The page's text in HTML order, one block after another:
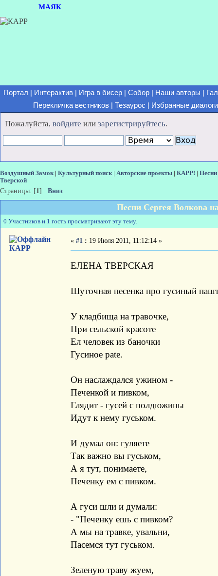
МАЯК
Портал Интерактив| Игра в бисер| Собор| Наши авторы
Перекличка вестников
Тезаурос Избранные диалоги
Пожалуйста, войдите или зарегистрируйтесь.
Воздушный Замок| Культурный поиск| Авторские проекты КАРР! Песни
Тверской
Страницы: [1] Вниз
Песни Сергея Волкова
0 Участников и 1 гость просматривают эту тему.
КАРР
« #1 : 19 Июля 2011, 11:12:14 »
ЕЛЕНА ТВЕРСКАЯ
Шуточная песенка про гусиный
У кладбища на травочке,
При сельской красоте
Ел человек из баночки
Гусиное pate.
Он наслаждался ужином -
Печенкой и пивком,
Глядит - гусей с полдюжины
Идут к нему гуськом.
И думал он: гуляете
Так важно вы гуськом,
А я тут, понимаете,
Печенку ем с пивком.
А гуси шли и думали:
- "Печенку ешь с пивком?
А мы на травке, увальни,
Пасемся тут гуськом.
Зеленую траву жуем,